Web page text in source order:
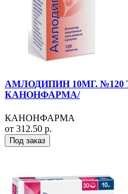
АМЛОДИПИН 10МГ. №120
КАНОНФАРМА/
КАНОНФАРМА
от 312.50 р.
Под заказ